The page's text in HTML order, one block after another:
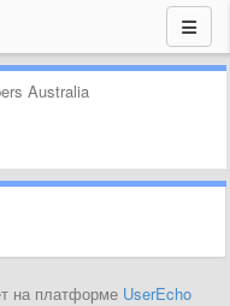
Australia
на платформе UserEcho